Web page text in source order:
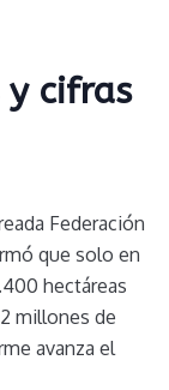
cifras
Federación
que solo en
hectáreas
millones de
avanza el